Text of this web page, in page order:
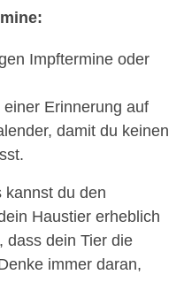
Impftermine oder
Erinnerung auf
damit du keinen
kannst du den
Haustier erheblich
dass dein Tier die
immer daran,